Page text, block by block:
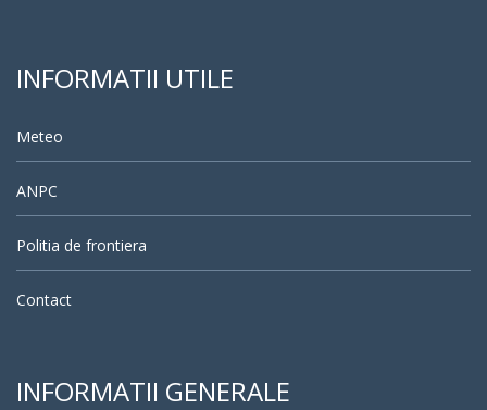
INFORMATII UTILE
Meteo
ANPC
Politia de frontiera
Contact
INFORMATII GENERALE